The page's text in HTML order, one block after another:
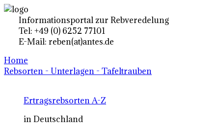
Informationsportal zur Rebveredelung
Tel: +49 (0) 6252 77101
E-Mail: reben(at)antes.de
Home
Rebsorten - Unterlagen - Tafeltrauben
Ertragsrebsorten A-Z
in Deutschland